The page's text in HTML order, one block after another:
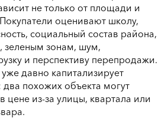
не только от площади и
оценивают школу,
социальный состав района,
зеленым зонам, шум,
и перспективу перепродажи.
давно капитализирует
похожих объекта могут
цене из-за улицы, квартала или